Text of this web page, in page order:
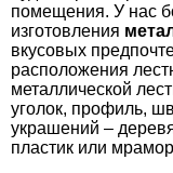
помещения. У нас
изготовления
вкусовых
расположения
металлической
уголок, профиль,
украшений –
пластик или